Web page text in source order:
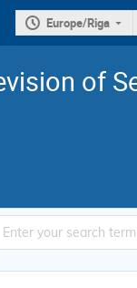
Europe/Riga
of